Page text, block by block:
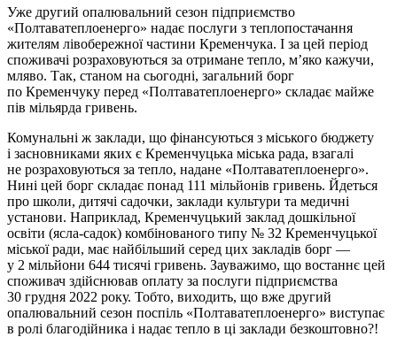
Уже другий опалювальний сезон підприємство
«Полтаватеплоенерго» надає послуги з теплопостачання
жителям лівобережної частини Кременчука. І за цей період
споживачі розраховуються за отримане тепло, м’яко кажучи,
мляво. Так, станом на сьогодні, загальний борг
по Кременчуку перед «Полтаватеплоенерго» складає майже
пів мільярда гривень.
Комунальні ж заклади, що фінансуються з міського бюджету
і засновниками яких є Кременчуцька міська рада, взагалі
не розраховуються за тепло, надане «Полтаватеплоенерго».
Нині цей борг складає понад 111 мільйонів гривень. Йдеться
про школи, дитячі садочки, заклади культури та медичні
установи. Наприклад, Кременчуцький заклад дошкільної
освіти (ясла-садок) комбінованого типу № 32 Кременчуцької
міської ради, має найбільший серед цих закладів борг —
у 2 мільйони 644 тисячі гривень. Зауважимо, що востаннє цей
споживач здійснював оплату за послуги підприємства
30 грудня 2022 року. Тобто, виходить, що вже другий
опалювальний сезон поспіль «Полтаватеплоенерго» виступає
в ролі благодійника і надає тепло в ці заклади безкоштовно?!